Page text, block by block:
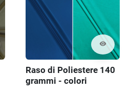
visibility
Raso di Poliestere 140
grammi - colori